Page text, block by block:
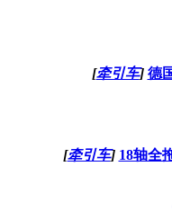
[牵引车] 德
[牵引车] 18轴全